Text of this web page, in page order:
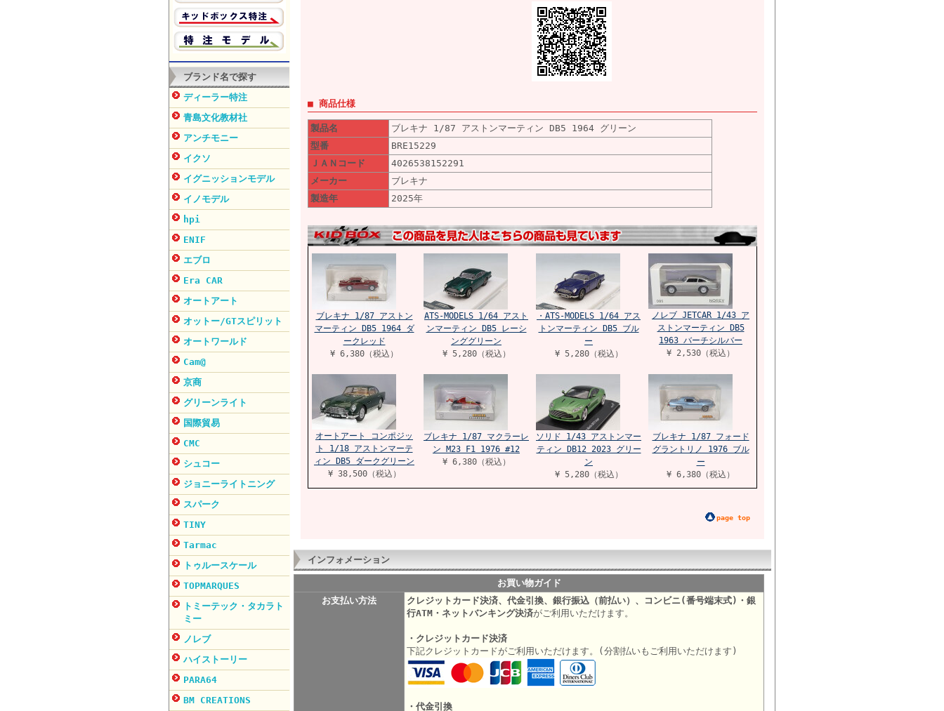
ブランド名で探す
ディーラー特注
青島文化教材社
アンチモニー
イクソ
イグニッションモデル
イノモデル
hpi
ENIF
エブロ
Era CAR
オートアート
オットー/GTスピリット
オートワールド
Cam@
京商
グリーンライト
国際貿易
CMC
シュコー
ジョニーライトニング
スパーク
TINY
Tarmac
トゥルースケール
TOPMARQUES
トミーテック・タカラト
ミー
ノレブ
ハイストーリー
PARA64
BM CREATIONS
■ 商品仕様
製品名
ブレキナ 1/87 アストンマーティン DB5 1964 グリーン
型番
BRE15229
ＪＡＮコード
4026538152291
メーカー
ブレキナ
製造年
2025年
ブレキナ 1/87 アストン
マーティン DB5 1964 ダ
ークレッド
¥ 6,380（税込）
ATS-MODELS 1/64 アスト
ンマーティン DB5 レーシ
ンググリーン
¥ 5,280（税込）
・ATS-MODELS 1/64 アス
トンマーティン DB5 ブル
ー
¥ 5,280（税込）
ノレブ JETCAR 1/43 ア
ストンマーティン DB5
1963 バーチシルバー
¥ 2,530（税込）
オートアート コンポジッ
ト 1/18 アストンマーテ
ィン DB5 ダークグリーン
¥ 38,500（税込）
ブレキナ 1/87 マクラーレ
ン M23 F1 1976 #12
¥ 6,380（税込）
ソリド 1/43 アストンマー
ティン DB12 2023 グリー
ン
¥ 5,280（税込）
ブレキナ 1/87 フォード
グラントリノ 1976 ブル
ー
¥ 6,380（税込）
page top
インフォメーション
お買い物ガイド
お支払い方法
クレジットカード決済、代金引換、銀行振込（前払い）、コンビニ(番号端末式)・銀
行ATM・ネットバンキング決済がご利用いただけます。
・クレジットカード決済
下記クレジットカードがご利用いただけます。(分割払いもご利用いただけます)
・代金引換